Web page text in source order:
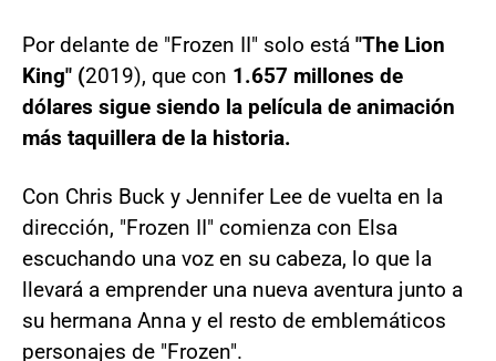
Por delante de "Frozen II" solo está "The Lion
King" (2019), que con 1.657 millones de
dólares sigue siendo la película de animación
más taquillera de la historia.
Con Chris Buck y Jennifer Lee de vuelta en la
dirección, "Frozen II" comienza con Elsa
escuchando una voz en su cabeza, lo que la
llevará a emprender una nueva aventura junto a
su hermana Anna y el resto de emblemáticos
personajes de "Frozen".